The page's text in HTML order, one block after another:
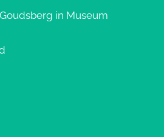
in Museum